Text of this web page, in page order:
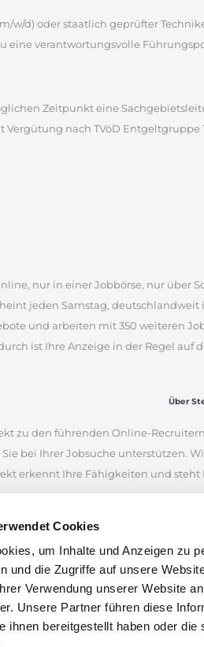
Cookies
um Inhalte und Anzeigen zu
und die Zugriffe auf unsere
Verwendung unserer Website
Unsere Partner führen diese
ihnen bereitgestellt haben oder
w/d) oder staatlich geprüfter
eine verantwortungsvolle
Zeitpunkt eine
nach TVöD Entgeltgruppe
nur in einer Jobbörse, nur über
jeden Samstag,
und arbeiten mit 350 weiteren
ist Ihre Anzeige in der Regel auf
Über
zu den führenden Online-
bei Ihrer Jobsuche unterstützen.
erkennt Ihre Fähigkeiten und steht
Internetseiten und
Unternehmen aus
anhand von Stichworten
Stellenangeboten